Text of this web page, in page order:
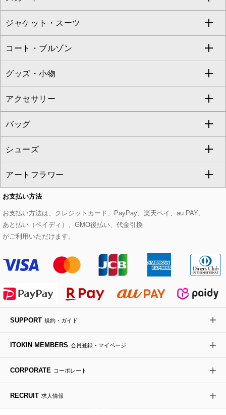
eur3
Maison de CINQ
MK MICHEL KLEIN BAG
HIROKO KOSHINO
ニット・セーター
カーディガン
アンサンブルセット
ベスト・ジレ
パーカー
タンクトップ・キャミソール
スウェット・ジャージー
その他のトップス
ドレス
チュニック
ジャンパースカート
その他のワンピース・ドレス
フルレングスパンツ
クロップド・半端丈パンツ
ガウチョ・ワイドパンツ
ハーフ・ショート丈パンツ
サロペット・オールインワン
その他のパンツ
すべてのスカート
ロング・マキシ丈スカート
ひざ丈スカート
ミモレ丈スカート
ショート・ミニ丈スカート
その他のスカート
ジャケット・スーツ
すべてのジャケット・スーツ
テーラードジャケット
ノーカラージャケット
セットアップ
セットアップジャケット
セットアップパンツ
セットアップスカート
セットアップワンピース
コート・ブルゾン
すべてのコート・ブルゾン
トレンチコート
ピーコート
ダッフルコート
チェスターコート
モッズコート
ステンカラーコート
ライダースジャケット
デニムジャケット
ダウンジャケット・コート
グッズ・小物
すべてのグッズ・小物
マスク
ストール・マフラー・スヌード
ベルト・サスペンダー
帽子
ヘアアクセサリー
ハンカチ・バンダナ
手袋
チャーム・ストラップ
アクセサリー
すべてのアクセサリー
ネックレス
ピアス・イヤリング
ブレスレット・バングル
ブローチ・コサージュ
バッグ
すべてのバッグ
トートバッグ
ショルダーバッグ
ボストンバッグ
バックパック・リュック
ボディバッグ・メッセンジャーバッグ
トラベルバッグ
シューズ
すべてのシューズ
パンプス
スニーカー
フラットシューズ
ローファー
ドレスシューズ
アートフラワー
すべてのアートフラワー
ローズ
カサブランカ・カラー
ラナンキュラス
ポプリアレンジ＆フレグランス
お支払い方法
お支払い方法は、クレジットカード、PayPay、楽天ペイ、au PAY、
あと払い（ペイディ）、GMO後払い、代金引換
がご利用いただけます。
SUPPORT 規約・ガイド
ITOKIN MEMBERS 会員登録・マイページ
CORPORATE コーポレート
RECRUIT 求人情報